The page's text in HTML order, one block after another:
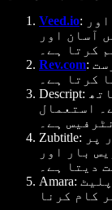
Veed.io:
آسان اور
کرتا ہے۔
Rev.com:
کرتا ہے۔
Descript:
استعمال
ہے۔
Zubtitle:
بار اور
دیتا ہے۔
Amara:
کام کرنا